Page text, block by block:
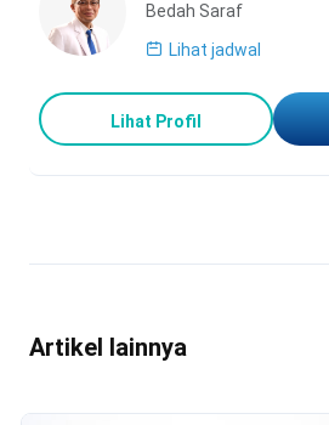
Bedah Saraf
Lihat jadwal
Lihat Profil
Artikel lainnya